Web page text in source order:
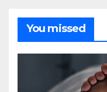
You missed